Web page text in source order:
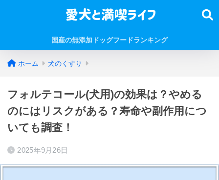
国産の無添加ドッグフードランキング
ホーム 犬のくすり
フォルテコール(犬用)の効果は？やめる
のにはリスクがある？寿命や副作用につ
いても調査！
2025年9月26日